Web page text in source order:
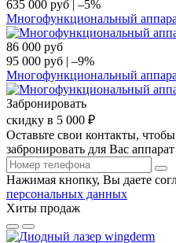
635 000 руб
–5%
Многофункциональный
86 000 руб
95 000 руб
–9%
Многофункциональный
Забронировать
скидку в 5 000 ₽
Оставьте свои контакты,
забронировать для Вас
Нажимая кнопку, Вы даете
персональных данных
Хиты продаж